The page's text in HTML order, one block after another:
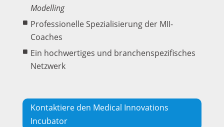
Modelling
Professionelle Spezialisierung der MII-
Coaches
Ein hochwertiges und branchenspezifisches
Netzwerk
Kontaktiere den Medical Innovations
Incubator